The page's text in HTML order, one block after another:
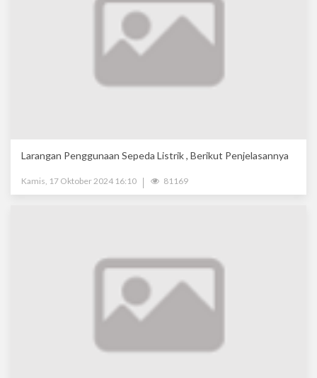
Larangan Penggunaan Sepeda Listrik , Berikut Penjelasannya
Kamis, 17 Oktober 2024 16:10 81169